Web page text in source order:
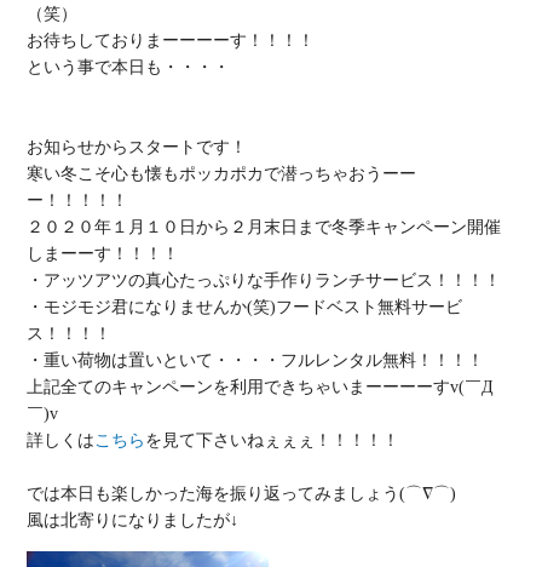
（笑）
お待ちしておりまーーーーす！！！！
という事で本日も・・・・
お知らせからスタートです！
寒い冬こそ心も懐もポッカポカで潜っちゃおう ーー
ー！！！！！
２０２０年 １月１０日から２月末日まで冬季キャンペーン開催
しまーーす！！！！
・アッツアツの真心たっぷりな手作りランチサービス ！！！！
・モジモジ君になりませんか(笑)フードベスト無料サービ
ス ！！！！
・重い荷物は置いといて・・・・ フルレンタル無料 ！！！！
上記全てのキャンペーンを利用できちゃいまーーーーすv(￣Д
￣)v
詳しくはこちら を見て下さいねぇぇぇ！！！！！
では本日も楽しかった海を振り返ってみましょう(⌒∇⌒)